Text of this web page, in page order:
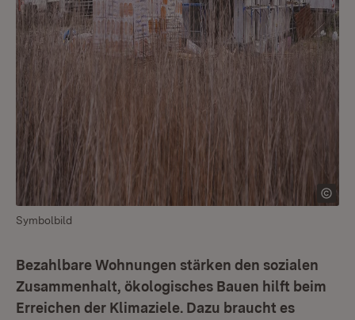
Symbolbild
Bezahlbare Wohnungen stärken den sozialen
Zusammenhalt, ökologisches Bauen hilft beim
Erreichen der Klimaziele. Dazu braucht es